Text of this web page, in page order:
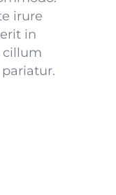
irure
in
cillum